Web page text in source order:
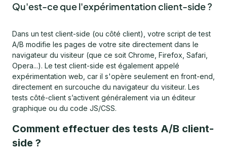
Qu'est-ce que l'expérimentation client-side ?
Dans un test client-side (ou côté client), votre script de test
A/B modifie les pages de votre site directement dans le
navigateur du visiteur (que ce soit Chrome, Firefox, Safari,
Opera...). Le test client-side est également appelé
expérimentation web, car il s'opère seulement en front-end,
directement en surcouche du navigateur du visiteur. Les
tests côté-client s’activent généralement via un éditeur
graphique ou du code JS/CSS.
Comment effectuer des tests A/B client-
side ?